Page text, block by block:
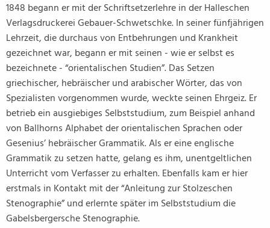
1848 begann er mit der Schriftsetzerlehre in der Halleschen
Verlagsdruckerei Gebauer-Schwetschke. In seiner fünfjährigen
Lehrzeit, die durchaus von Entbehrungen und Krankheit
gezeichnet war, begann er mit seinen - wie er selbst es
bezeichnete - “orientalischen Studien”. Das Setzen
griechischer, hebräischer und arabischer Wörter, das von
Spezialisten vorgenommen wurde, weckte seinen Ehrgeiz. Er
betrieb ein ausgiebiges Selbststudium, zum Beispiel anhand
von Ballhorns Alphabet der orientalischen Sprachen oder
Gesenius’ hebräischer Grammatik. Als er eine englische
Grammatik zu setzen hatte, gelang es ihm, unentgeltlichen
Unterricht vom Verfasser zu erhalten. Ebenfalls kam er hier
erstmals in Kontakt mit der “Anleitung zur Stolzeschen
Stenographie” und erlernte später im Selbststudium die
Gabelsbergersche Stenographie.